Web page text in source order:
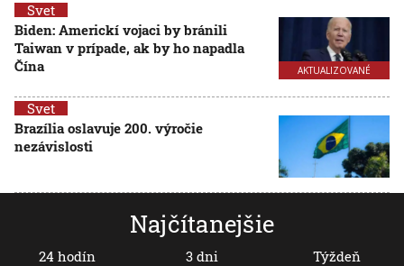
AKTUALIZOVANÉ
Svet
Biden: Americkí vojaci by bránili
Taiwan v prípade, ak by ho napadla
Čína
Svet
Brazília oslavuje 200. výročie
nezávislosti
Najčítanejšie
24 hodín 3 dni Týždeň